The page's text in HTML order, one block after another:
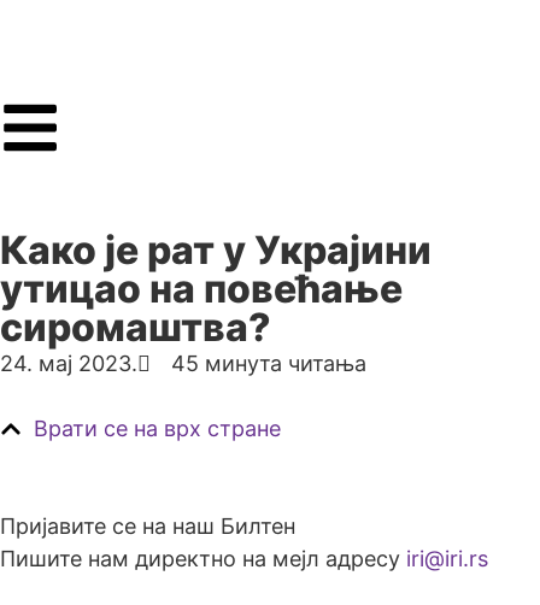
Како је рат у Украјини
утицао на повећање
сиромаштва?
24. мај 2023. 45 минута читања
Врати се на врх стране
Пријавите се на наш Билтен
Пишите нам директно на мејл адресу iri@iri.rs